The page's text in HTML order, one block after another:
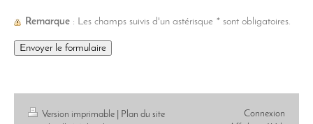
Remarque : Les champs suivis d'un astérisque * sont obligatoires.
Version imprimable
Plan du site
Connexion